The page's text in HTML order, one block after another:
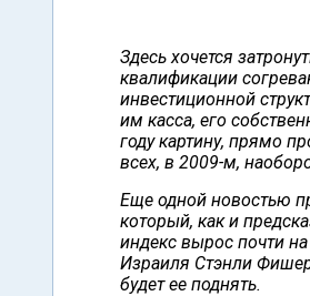
Здесь хочется
квалификации
инвестиционной
им касса, его
году картину, прямо
всех, в 2009-м,
Еще одной новостью
который, как и
индекс вырос почти
Израиля Стэнли Фишер
будет ее поднять.